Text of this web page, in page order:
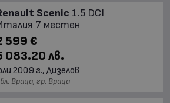
Scenic 1.5 DCI
7 местен
599 €
083.20 лв.
2009 г., Дизелов
Враца, гр. Враца